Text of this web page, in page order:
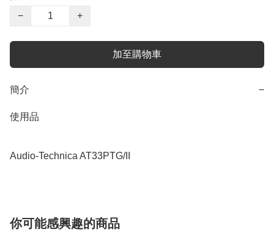
−
+
加至購物車
簡介 −
使用品
Audio-Technica AT33PTG/II
你可能感興趣的商品